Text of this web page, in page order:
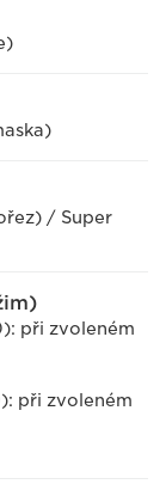
/ Super
při zvoleném
při zvoleném